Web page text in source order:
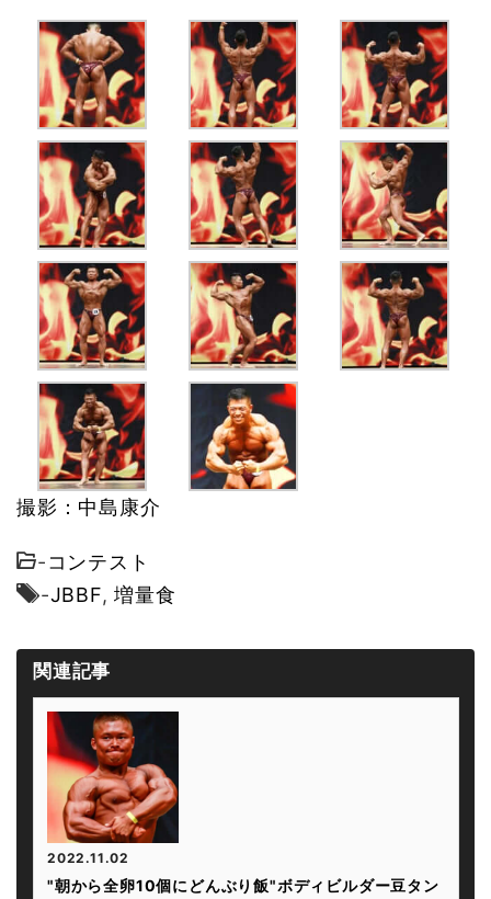
撮影：中島康介
-コンテスト
-JBBF,増量食
関連記事
2022.11.02
"朝から全卵10個にどんぶり飯"ボディビルダー豆タン